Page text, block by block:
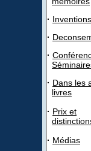
· Inventions
·
·
· Dans les
livres
· Prix et
· Médias